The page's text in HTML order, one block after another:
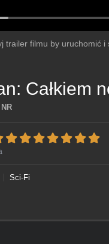
trailer filmu by uruchomić i
Całkiem
NR
Sci-Fi